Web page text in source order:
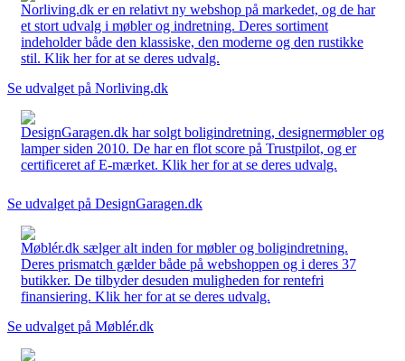
Norliving.dk er en relativt ny webshop på markedet, og de har
et stort udvalg i møbler og indretning. Deres sortiment
indeholder både den klassiske, den moderne og den rustikke
stil. Klik her for at se deres udvalg.
Se udvalget på Norliving.dk
DesignGaragen.dk har solgt boligindretning, designermøbler og
lamper siden 2010. De har en flot score på Trustpilot, og er
certificeret af E-mærket. Klik her for at se deres udvalg.
Se udvalget på DesignGaragen.dk
Møblér.dk sælger alt inden for møbler og boligindretning.
Deres prismatch gælder både på webshoppen og i deres 37
butikker. De tilbyder desuden muligheden for rentefri
finansiering. Klik her for at se deres udvalg.
Se udvalget på Møblér.dk